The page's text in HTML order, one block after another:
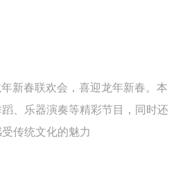
新春联欢会，喜迎龙年新春。本
、乐器演奏等精彩节目，同时还
传统文化的魅力